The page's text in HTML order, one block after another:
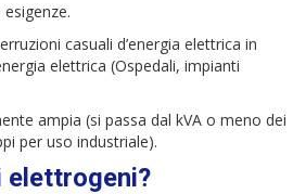
casuali d’energia elettrica in
elettrica (Ospedali, impianti
ampia (si passa dal kVA o meno dei
per uso industriale).
elettrogeni?